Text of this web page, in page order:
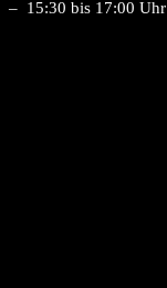
– 15:30 bis 17:00 Uhr